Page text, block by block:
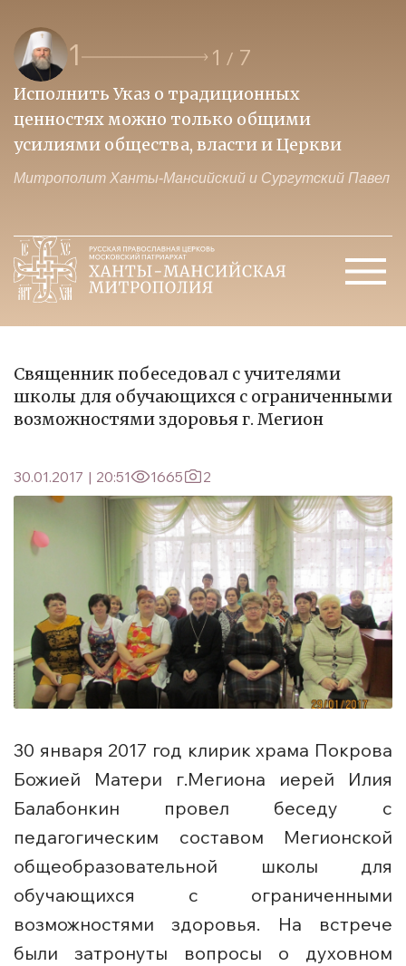
1 1 / 7
Исполнить Указ о традиционных
ценностях можно только общими
усилиями общества, власти и Церкви
Митрополит Ханты-Мансийский и Сургутский Павел
Священник побеседовал с учителями
школы для обучающихся с ограниченными
возможностями здоровья г. Мегион
30.01.2017 | 20:51 1665 2
30 января 2017 год клирик храма Покрова
Божией Матери г.Мегиона иерей Илия
Балабонкин провел беседу с
педагогическим составом Мегионской
общеобразовательной школы для
обучающихся с ограниченными
возможностями здоровья. На встрече
были затронуты вопросы о духовном